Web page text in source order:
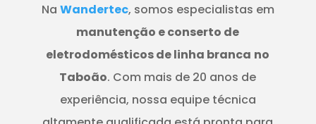
Na Wandertec, somos especialistas em
manutenção e conserto de
eletrodomésticos de linha branca no
Taboão. Com mais de 20 anos de
experiência, nossa equipe técnica